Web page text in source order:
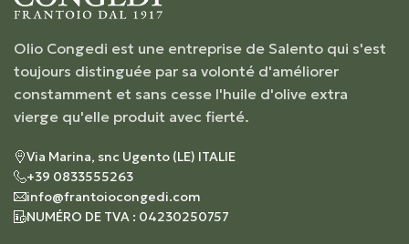
Olio Congedi est une entreprise de Salento qui s'est
toujours distinguée par sa volonté d'améliorer
constamment et sans cesse l'huile d'olive extra
vierge qu'elle produit avec fierté.
Via Marina, snc Ugento (LE) ITALIE
+39 0833555263
info@frantoiocongedi.com
NUMÉRO DE TVA : 04230250757